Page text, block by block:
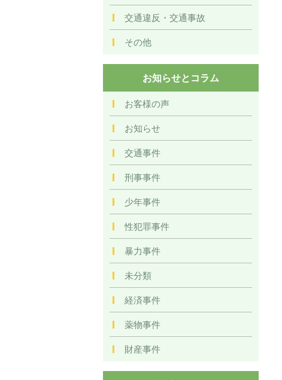
交通違反・交通事故
その他
お知らせとコラム
お客様の声
お知らせ
交通事件
刑事事件
少年事件
性犯罪事件
暴力事件
未分類
経済事件
薬物事件
財産事件